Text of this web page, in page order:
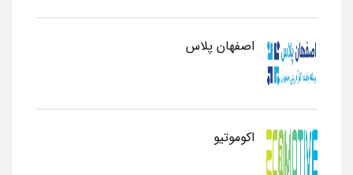
اصفهان پلاس
اکوموتیو